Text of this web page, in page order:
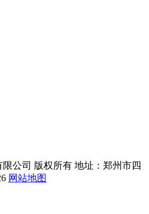
公司 版权所有 地址：郑州市四
网站地图